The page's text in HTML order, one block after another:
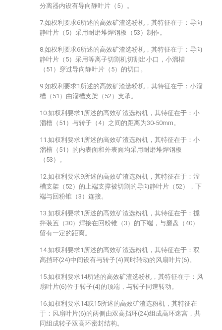
分离器内设有导向静叶片（5）。
7.如权利要求6所述的高效矿渣选粉机，其特征在于：导向
静叶片（5）采用耐磨堆焊钢板（53）制作。
8.如权利要求6所述的高效矿渣选粉机，其特征在于：导向
静叶片（5）采用等离子切割机切割出小口，小溜槽
（51）穿过导向静叶片（5）的切口。
9.如权利要求1所述的高效矿渣选粉机，其特征在于：小溜
槽（51）由溜槽支架（52）支承。
10.如权利要求1所述的高效矿渣选粉机，其特征在于：小
溜槽（51）与转子（4）之间的距离为30-50mm。
11.如权利要求1所述的高效矿渣选粉机，其特征在于：小
溜槽（51）的内表面和外表面均采用耐磨堆焊钢板
（53）。
12.如权利要求9所述的高效矿渣选粉机，其特征在于：溜
槽支架（52）的上端支撑被切割的导向静叶片（52），下
端与回粉锥（3）连接。
13.如权利要求1所述的高效矿渣选粉机，其特征在于：搅
拌装置（30）焊接在回粉锥（3）的下端，与磨盘（40）
留有一定的距离。
14.如权利要求1所述的高效矿渣选粉机，其特征在于：双
高挡环(24)中间设有与转子(4)同时转动的风扇叶片(6)。
15.如权利要求14所述的高效矿渣选粉机，其特征在于：风
扇叶片(6)位于转子(4)的顶端，与转子同速转动。
16.如权利要求14或15所述的高效矿渣选粉机，其特征在
于：风扇叶片(6)的两侧由双高挡环(24)组成高环迷宫，共
同组成转子双高环密封结构。